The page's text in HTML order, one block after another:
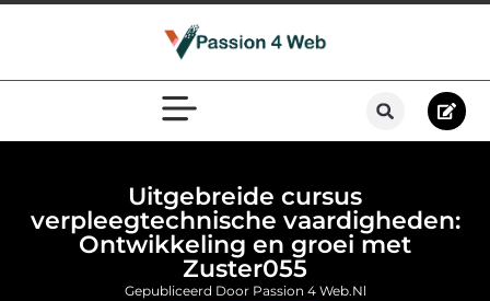
Uitgebreide cursus
verpleegtechnische vaardigheden:
Ontwikkeling en groei met
Zuster055
Gepubliceerd Door Passion 4 Web.nl